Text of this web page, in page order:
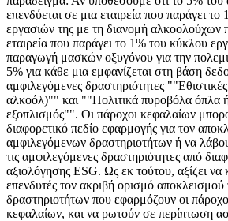
επενδύεται σε μια εταιρεία που παράγει
εργασιών της με τη διανομή αλκοολούχων
εταιρεία που παράγει το 1% του κύκλου
παραγωγή μασκών οξυγόνου για την
5% για κάθε μια εμφανίζεται στη βάση
αμφιλεγόμενες δραστηριότητες
αλκοόλ)"" και ""Πολιτικά πυροβόλα όπλα ή
εξοπλισμός"". Οι πάροχοι κεφαλαίων
διαφορετικό πεδίο εφαρμογής για τον
αμφιλεγόμενων δραστηριοτήτων ή να
τις αμφιλεγόμενες δραστηριότητες από
αξιολόγησης ESG. Ως εκ τούτου, αξίζει να
επενδυτές τον ακριβή ορισμό
δραστηριοτήτων που εφαρμόζουν οι
κεφαλαίων, και να ρωτούν σε περίπτωση